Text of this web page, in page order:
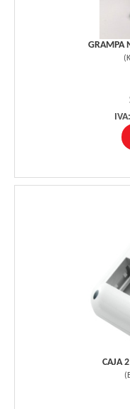
GRAMPA
(
IVA:
CAJA
(